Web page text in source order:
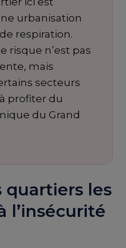
urbanisation
respiration.
risque n’est pas
mais
secteurs
profiter du
du Grand
quartiers les
l’insécurité